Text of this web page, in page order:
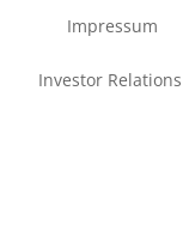
Impressum
Investor Relations